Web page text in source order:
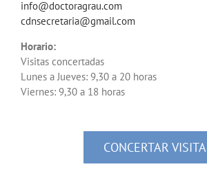
info@doctoragrau.com
cdnsecretaria@gmail.com
Horario:
Visitas concertadas
Lunes a Jueves: 9,30 a 20 horas
Viernes: 9,30 a 18 horas
CONCERTAR VISITA